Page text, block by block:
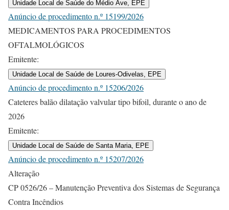
Unidade Local de Saúde do Médio Ave, EPE
Anúncio de procedimento n.º 15199/2026
MEDICAMENTOS PARA PROCEDIMENTOS
OFTALMOLÓGICOS
Emitente:
Unidade Local de Saúde de Loures-Odivelas, EPE
Anúncio de procedimento n.º 15206/2026
Cateteres balão dilatação valvular tipo bifoil, durante o ano de
2026
Emitente:
Unidade Local de Saúde de Santa Maria, EPE
Anúncio de procedimento n.º 15207/2026
Alteração
CP 0526/26 – Manutenção Preventiva dos Sistemas de Segurança
Contra Incêndios